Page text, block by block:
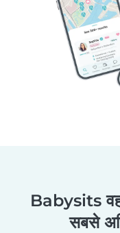
Babysits वह
सबसे